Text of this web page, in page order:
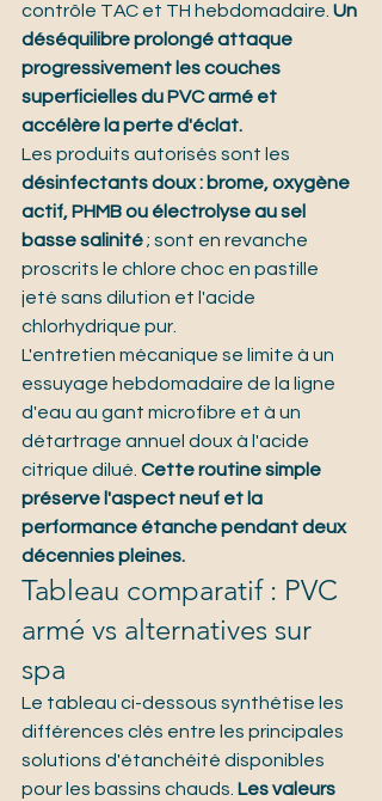
contrôle TAC et TH hebdomadaire. Un
déséquilibre prolongé attaque
progressivement les couches
superficielles du PVC armé et
accélère la perte d'éclat.
Les produits autorisés sont les
désinfectants doux : brome, oxygène
actif, PHMB ou électrolyse au sel
basse salinité ; sont en revanche
proscrits le chlore choc en pastille
jeté sans dilution et l'acide
chlorhydrique pur.
L'entretien mécanique se limite à un
essuyage hebdomadaire de la ligne
d'eau au gant microfibre et à un
détartrage annuel doux à l'acide
citrique dilué. Cette routine simple
préserve l'aspect neuf et la
performance étanche pendant deux
décennies pleines.
Tableau comparatif : PVC
armé vs alternatives sur
spa
Le tableau ci-dessous synthétise les
différences clés entre les principales
solutions d'étanchéité disponibles
pour les bassins chauds. Les valeurs